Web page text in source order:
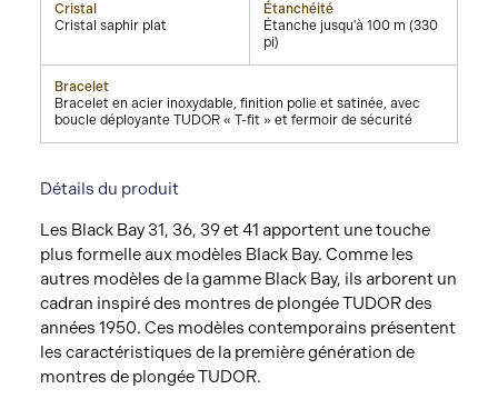
Cristal
Cristal saphir plat
Étanchéité
Étanche jusqu'à 100 m (330
pi)
Bracelet
Bracelet en acier inoxydable, finition polie et satinée, avec
boucle déployante TUDOR « T-fit » et fermoir de sécurité
Détails du produit
Les Black Bay 31, 36, 39 et 41 apportent une touche
plus formelle aux modèles Black Bay. Comme les
autres modèles de la gamme Black Bay, ils arborent un
cadran inspiré des montres de plongée TUDOR des
années 1950. Ces modèles contemporains présentent
les caractéristiques de la première génération de
montres de plongée TUDOR.